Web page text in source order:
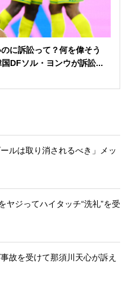
に訴訟って？何を偉そう
DFソル・ヨンウが訴訟...
ルは取り消されるべき」メッ
ヤジってハイタッチ“洗礼”を受
故を受けて那須川天心が訴え